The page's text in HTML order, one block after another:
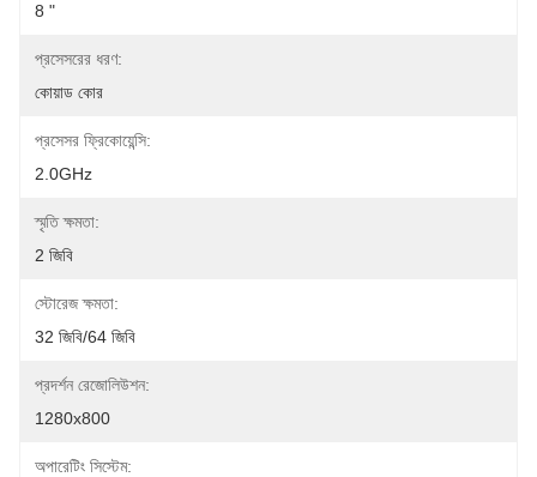
8 "
প্রসেসরের ধরণ:
কোয়াড কোর
প্রসেসর ফ্রিকোয়েন্সি:
2.0GHz
স্মৃতি ক্ষমতা:
2 জিবি
স্টোরেজ ক্ষমতা:
32 জিবি/64 জিবি
প্রদর্শন রেজোলিউশন:
1280x800
অপারেটিং সিস্টেম: